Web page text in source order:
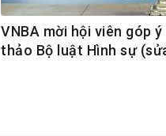
VNBA mời hội viên góp
thảo Bộ luật Hình sự